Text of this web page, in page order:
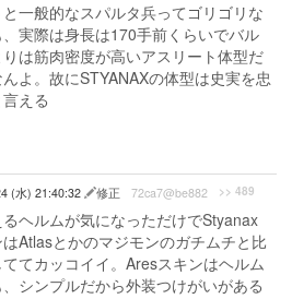
一般的なスパルタ兵ってゴリゴリな
実際は身長は170手前くらいでバル
は筋肉密度が高いアスリート体型だ
よ。故にSTYANAXの体型は史実を忠
える
(水) 21:40:32 修正 72ca7@be882 >> 489
ヘルムが気になっただけでStyanax
Atlasとかのマジモンのガチムチと比
てカッコイイ。Aresスキンはヘルム
シンプルだから外装つけがいがある